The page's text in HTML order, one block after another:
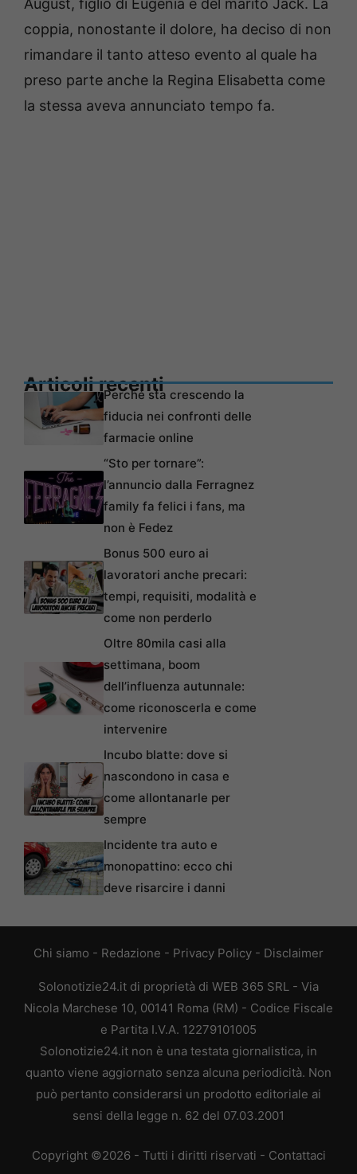
August, figlio di Eugenia e del marito Jack. La
coppia, nonostante il dolore, ha deciso di non
rimandare il tanto atteso evento al quale ha
preso parte anche la Regina Elisabetta come
la stessa aveva annunciato tempo fa.
Articoli recentiPerché sta crescendo la
fiducia nei confronti delle
farmacie online
“Sto per tornare”:
l’annuncio dalla Ferragnez
family fa felici i fans, ma
non è Fedez
Bonus 500 euro ai
lavoratori anche precari:
tempi, requisiti, modalità e
come non perderlo
Oltre 80mila casi alla
settimana, boom
dell’influenza autunnale:
come riconoscerla e come
intervenire
Incubo blatte: dove si
nascondono in casa e
come allontanarle per
sempre
Incidente tra auto e
monopattino: ecco chi
deve risarcire i danni
Chi siamo - Redazione - Privacy Policy - Disclaimer
Solonotizie24.it di proprietà di WEB 365 SRL - Via
Nicola Marchese 10, 00141 Roma (RM) - Codice Fiscale
e Partita I.V.A. 12279101005
Solonotizie24.it non è una testata giornalistica, in
quanto viene aggiornato senza alcuna periodicità. Non
può pertanto considerarsi un prodotto editoriale ai
sensi della legge n. 62 del 07.03.2001
Copyright ©2026 - Tutti i diritti riservati - Contattaci